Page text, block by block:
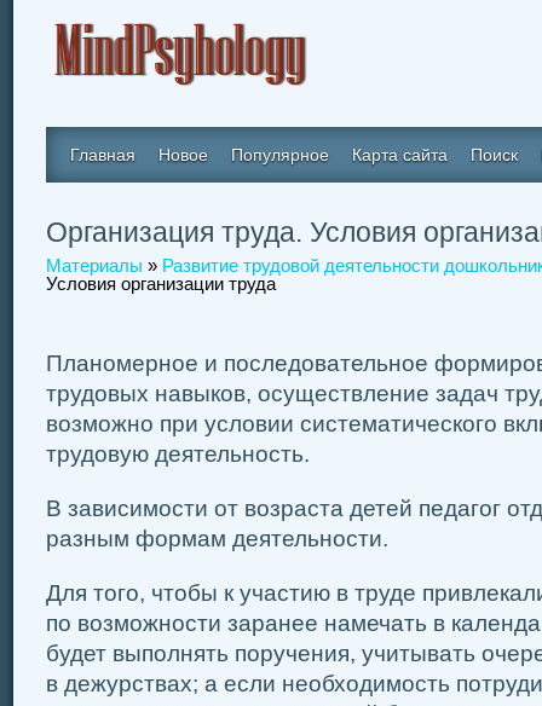
Главная Новое Популярное Карта сайта Поиск
Организация труда. Условия
Материалы » Развитие трудовой деятельности
Условия организации труда
Планомерное и последовательное
трудовых навыков, осуществление задач
возможно при условии систематического
трудовую деятельность.
В зависимости от возраста детей педагог
разным формам деятельности.
Для того, чтобы к участию в труде
по воз­можности заранее намечать в
будет выполнять поручения, учитывать
в дежурствах; а если необхо­димость